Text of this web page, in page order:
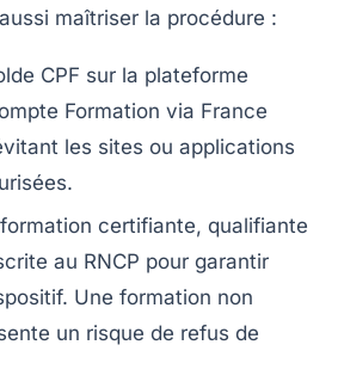
maîtriser la procédure :
CPF sur la plateforme
Formation via France
les sites ou applications
certifiante, qualifiante
au RNCP pour garantir
Une formation non
un risque de refus de